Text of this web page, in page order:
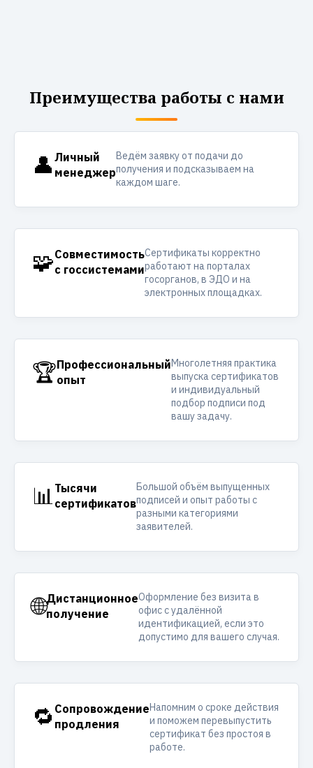
Преимущества работы с нами
👤 Личный
менеджер
Ведём заявку от подачи до
получения и подсказываем на
каждом шаге.
🧩Совместимость
с госсистемами
Сертификаты корректно
работают на порталах
госорганов, в ЭДО и на
электронных площадках.
🏆Профессиональный
опыт
Многолетняя практика
выпуска сертификатов
и индивидуальный
подбор подписи под
вашу задачу.
📊 Тысячи
сертификатов
Большой объём выпущенных
подписей и опыт работы с
разными категориями
заявителей.
🌐Дистанционное
получение
Оформление без визита в
офис с удалённой
идентификацией, если это
допустимо для вашего случая.
🔁 Сопровождение
продления
Напомним о сроке действия
и поможем перевыпустить
сертификат без простоя в
работе.